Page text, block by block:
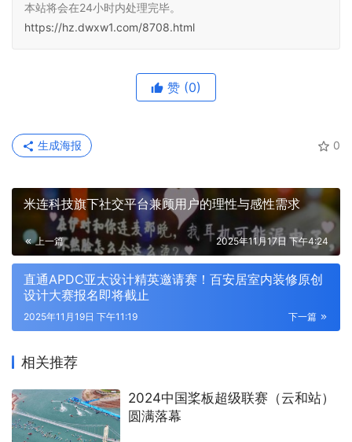
本站将会在24小时内处理完毕。
https://hz.dwxw1.com/8708.html
赞 (0)
0
生成海报
米连科技旗下社交平台兼顾用户的理性与感性需求
上一篇 2025年11月17日 下午4:24
直通APDC亚太设计精英邀请赛！百安居室内装修原创
设计大赛报名即将截止
下一篇
2025年11月19日 下午11:19
相关推荐
2024中国桨板超级联赛（云和站）
圆满落幕